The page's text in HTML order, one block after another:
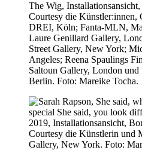
The Wig,
Courtesy die Künstler:innen,
DREI, Köln; Fanta-MLN,
Laure Genillard Gallery,
Street Gallery, New York;
Angeles; Reena Spaulings
Saltoun Gallery, London
Berlin. Foto: Mareike Tocha.